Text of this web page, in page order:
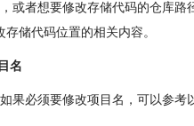
或者想要修改存储代码的仓库
储代码位置的相关内容。
名
果必须要修改项目名，可以参考